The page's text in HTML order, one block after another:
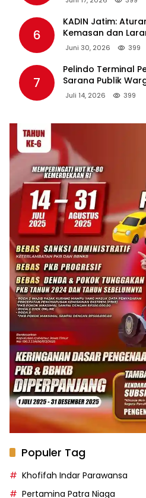
6
KADIN Jatim:
Kemasan dan
Tambahan
Juni 30, 2026 399
7
Pelindo Terminal
Sarana Publik
Lamong Lewat
Juli 14, 2026 399
Populer Tag
Khofifah Indar Parawansa
Pertamina Patra Niaga